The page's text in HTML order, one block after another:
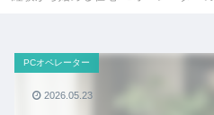
PCオペレーター
2026.05.23